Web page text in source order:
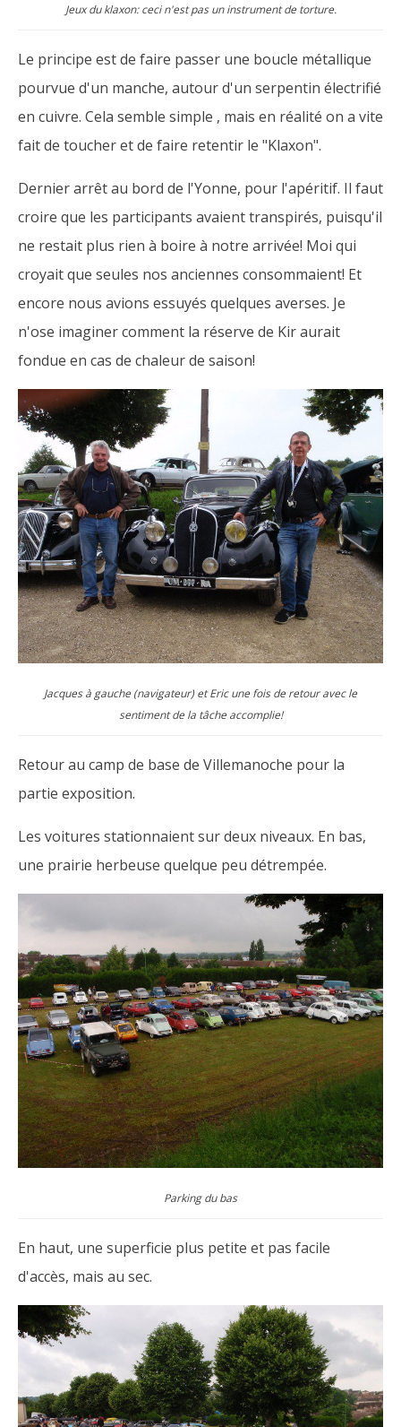
Jeux du klaxon: ceci n'est pas un instrument de torture.
Le principe est de faire passer une boucle métallique
pourvue d'un manche, autour d'un serpentin électrifié
en cuivre. Cela semble simple , mais en réalité on a vite
fait de toucher et de faire retentir le "Klaxon".
Dernier arrêt au bord de l'Yonne, pour l'apéritif. Il faut
croire que les participants avaient transpirés, puisqu'il
ne restait plus rien à boire à notre arrivée! Moi qui
croyait que seules nos anciennes consommaient! Et
encore nous avions essuyés quelques averses. Je
n'ose imaginer comment la réserve de Kir aurait
fondue en cas de chaleur de saison!
Jacques à gauche (navigateur) et Eric une fois de retour avec le
sentiment de la tâche accomplie!
Retour au camp de base de Villemanoche pour la
partie exposition.
Les voitures stationnaient sur deux niveaux. En bas,
une prairie herbeuse quelque peu détrempée.
Parking du bas
En haut, une superficie plus petite et pas facile
d'accès, mais au sec.